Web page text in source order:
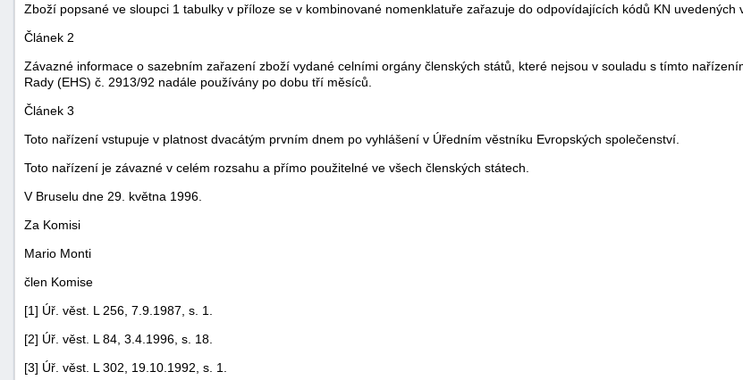
Zboží popsané ve sloupci 1 tabulky v příloze se v kombinované nomenklatuře zařazuje do odpovídajících kódů KN uvedených
Článek 2
Závazné informace o sazebním zařazení zboží vydané celními orgány členských států, které nejsou v souladu s tímto
Rady (EHS) č. 2913/92 nadále používány po dobu tří měsíců.
Článek 3
Toto nařízení vstupuje v platnost dvacátým prvním dnem po vyhlášení v Úředním věstníku Evropských společenství.
Toto nařízení je závazné v celém rozsahu a přímo použitelné ve všech členských státech.
V Bruselu dne 29. května 1996.
Za Komisi
Mario Monti
člen Komise
[1] Úř. věst. L 256, 7.9.1987, s. 1.
[2] Úř. věst. L 84, 3.4.1996, s. 18.
[3] Úř. věst. L 302, 19.10.1992, s. 1.